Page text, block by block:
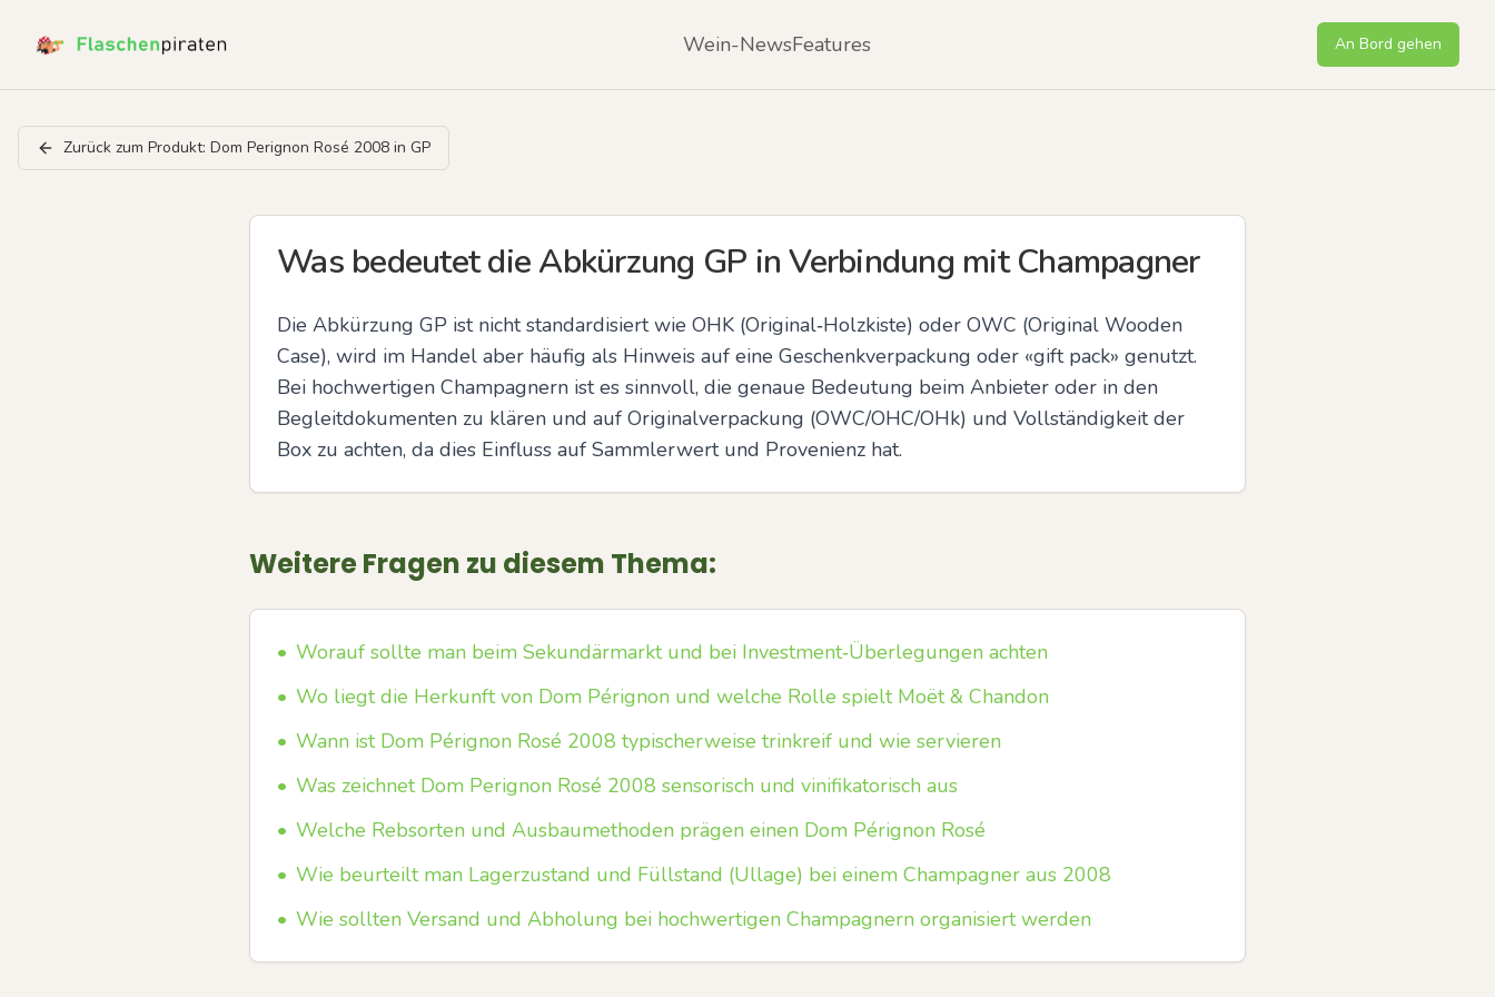
Wein-NewsFeatures An Bord gehen
Zurück zum Produkt: Dom Perignon Rosé 2008 in GP
Was bedeutet die Abkürzung GP in Verbindung mit Champagner
Die Abkürzung GP ist nicht standardisiert wie OHK (Original‑Holzkiste) oder OWC (Original Wooden
Case), wird im Handel aber häufig als Hinweis auf eine Geschenkverpackung oder «gift pack» genutzt.
Bei hochwertigen Champagnern ist es sinnvoll, die genaue Bedeutung beim Anbieter oder in den
Begleitdokumenten zu klären und auf Originalverpackung (OWC/OHC/OHk) und Vollständigkeit der
Box zu achten, da dies Einfluss auf Sammlerwert und Provenienz hat.
Weitere Fragen zu diesem Thema:
• Worauf sollte man beim Sekundärmarkt und bei Investment‑Überlegungen achten
• Wo liegt die Herkunft von Dom Pérignon und welche Rolle spielt Moët & Chandon
• Wann ist Dom Pérignon Rosé 2008 typischerweise trinkreif und wie servieren
• Was zeichnet Dom Perignon Rosé 2008 sensorisch und vinifikatorisch aus
• Welche Rebsorten und Ausbaumethoden prägen einen Dom Pérignon Rosé
• Wie beurteilt man Lagerzustand und Füllstand (Ullage) bei einem Champagner aus 2008
• Wie sollten Versand und Abholung bei hochwertigen Champagnern organisiert werden